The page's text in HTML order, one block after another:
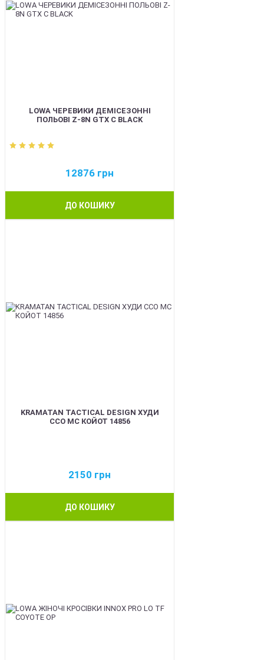
LOWA ЧЕРЕВИКИ ДЕМІСЕЗОННІ
ПОЛЬОВІ Z-8N GTX C BLACK
12876 грн
ДО КОШИКУ
KRAMATAN TACTICAL DESIGN ХУДИ
ССО МС КОЙОТ 14856
2150 грн
ДО КОШИКУ